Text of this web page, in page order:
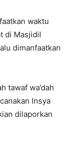
waktu
di Masjidil
dimanfaatkan
tawaf wa’dah
Insya
dilaporkan